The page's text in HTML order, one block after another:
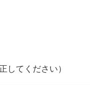
してください）